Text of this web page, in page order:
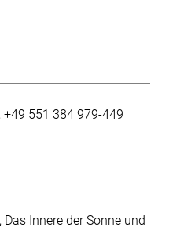
+49 551 384 979-449
Das Innere der Sonne und